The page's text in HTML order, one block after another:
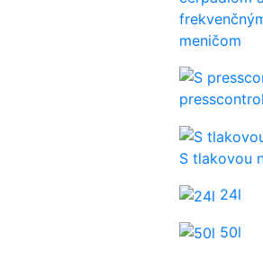
meničom
S tlakovou
24l
50l